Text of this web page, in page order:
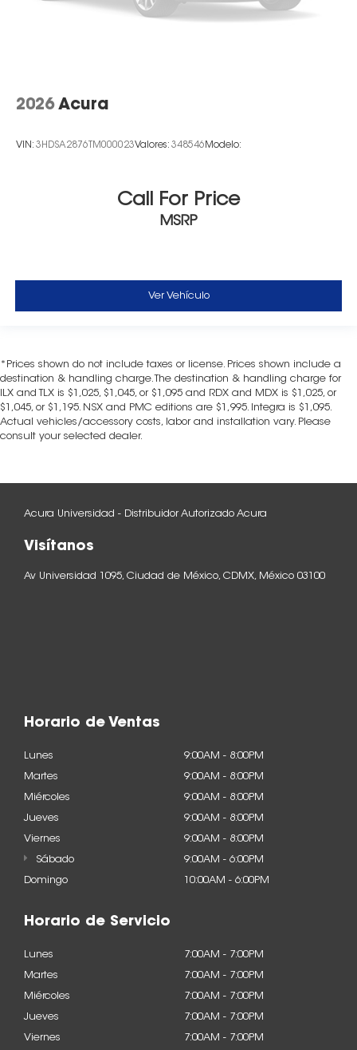
2026 Acura
VIN: 3HDSA2876TM000023Valores: 348546 Modelo:
Call For Price
MSRP
Ver Vehículo
*Prices shown do not include taxes or license. Prices shown include a
destination & handling charge. The destination & handling charge for
ILX and TLX is $1,025, $1,045, or $1,095 and RDX and MDX is $1,025, or
$1,045, or $1,195. NSX and PMC editions are $1,995. Integra is $1,095.
Actual vehicles/accessory costs, labor and installation vary. Please
consult your selected dealer.
Acura Universidad - Distribuidor Autorizado Acura
Visítanos
Av Universidad 1095, Ciudad de México, CDMX, México 03100
Horario de Ventas
Lunes
9:00AM - 8:00PM
Martes
9:00AM - 8:00PM
Miércoles
9:00AM - 8:00PM
Jueves
9:00AM - 8:00PM
Viernes
9:00AM - 8:00PM
Sábado
9:00AM - 6:00PM
Domingo
10:00AM - 6:00PM
Horario de Servicio
Lunes
7:00AM - 7:00PM
Martes
7:00AM - 7:00PM
Miércoles
7:00AM - 7:00PM
Jueves
7:00AM - 7:00PM
Viernes
7:00AM - 7:00PM